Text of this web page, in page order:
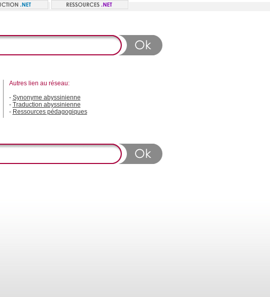
Autres lien au réseau:
- Synonyme abyssinienne
- Traduction abyssinienne
- Ressources pédagogiques